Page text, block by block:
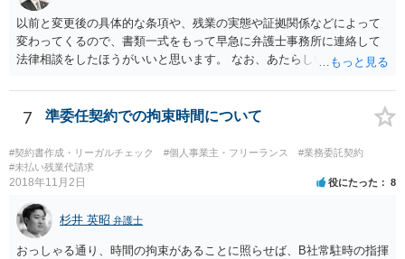
している労働基準監督署に相談してみる、労働局のあっせんを利用し
てみる方法もあろうかと思います。厚労省サイトの参考情報もご紹介
しておきます。 【参考】厚労省サイト 労働時間の考え方:「研修・教
育訓練」等の取扱い https://www.mhlw.go.jp/content/000556972.pdf
以前と変更後の具体的な条項や、残業の実態や証拠関係などによって
変わってくるので、書類一式をもって早急に弁護士事務所に連絡して
法律相談をしたほうがいいと思います。 なお、あたらしい雇用契約書
の回答でも述べた通り、時間が経つほどにこちらの不利益になる可能
性があるので、あたらしい書面にサインせず、すぐに弁護士に相談す
7 準委任契約での拘束時間について
#契約書作成・リーガルチェック #個人事業主・フリーランス
#業務委託契約
#未払い残業代請求
2018年11月2日 役にたった 8
杉井 英昭 弁護士
おっしゃる通り、時間の拘束があることに照らせば、B社常駐時の指揮